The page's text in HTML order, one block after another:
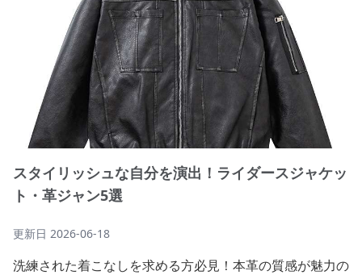
スタイリッシュな自分を演出！ライダースジャケッ
ト・革ジャン5選
更新日 2026-06-18
洗練された着こなしを求める方必見！本革の質感が魅力の